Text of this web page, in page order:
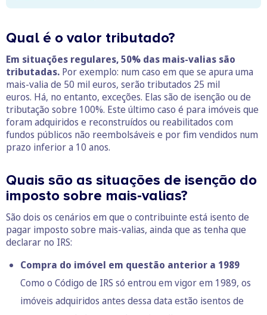
Qual é o valor tributado?
Em situações regulares, 50% das mais-valias são
tributadas. Por exemplo: num caso em que se apura uma
mais-valia de 50 mil euros, serão tributados 25 mil
euros. Há, no entanto, exceções. Elas são de isenção ou de
tributação sobre 100%. Este último caso é para imóveis que
foram adquiridos e reconstruídos ou reabilitados com
fundos públicos não reembolsáveis e por fim vendidos num
prazo inferior a 10 anos.
Quais são as situações de isenção do
imposto sobre mais-valias?
São dois os cenários em que o contribuinte está isento de
pagar imposto sobre mais-valias, ainda que as tenha que
declarar no IRS:
Compra do imóvel em questão anterior a 1989
Como o Código de IRS só entrou em vigor em 1989, os
imóveis adquiridos antes dessa data estão isentos de